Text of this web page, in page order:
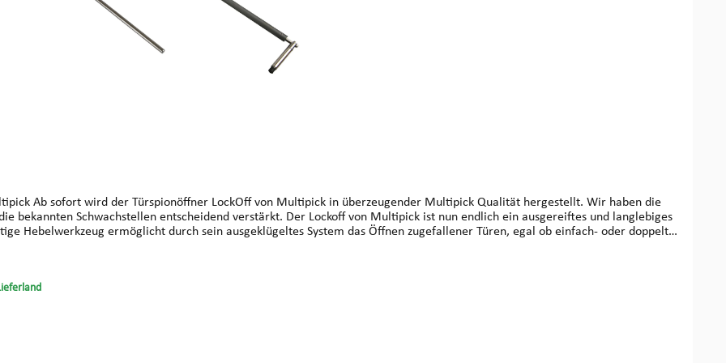
Wir haben die
bekannten Schwachstellen entscheidend verstärkt. Der Lockoff von Multipick ist nun endlich ein ausgereiftes und langlebiges
liegt auf dem innen liegenden Drücker auf. Der Gummistopfen an seiner Spitze verhindert Beschädigungen beim
Türblatt zu hinterlassen. Mit dem von uns entwickelten Lockoff - Türspion Turbo-Helfer entfernt man im Handumdrehen